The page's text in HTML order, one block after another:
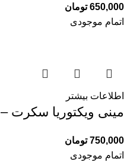
650,000 تومان
اتمام موجودی
اطلاعات بیشتر
مینی ویکتوریا سکرت – Victoria’s Secret
750,000 تومان
اتمام موجودی